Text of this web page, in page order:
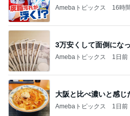
Amebaトピックス 1日前
かとう 冷蔵庫の薬袋
Amebaトピックス 2日前